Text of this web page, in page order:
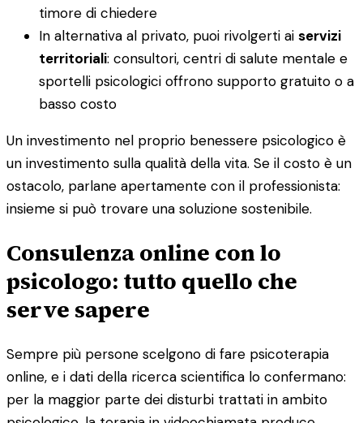
timore di chiedere
In alternativa al privato, puoi rivolgerti ai servizi
territoriali: consultori, centri di salute mentale e
sportelli psicologici offrono supporto gratuito o a
basso costo
Un investimento nel proprio benessere psicologico è
un investimento sulla qualità della vita. Se il costo è un
ostacolo, parlane apertamente con il professionista:
insieme si può trovare una soluzione sostenibile.
Consulenza online con lo
psicologo: tutto quello che
serve sapere
Sempre più persone scelgono di fare psicoterapia
online, e i dati della ricerca scientifica lo confermano:
per la maggior parte dei disturbi trattati in ambito